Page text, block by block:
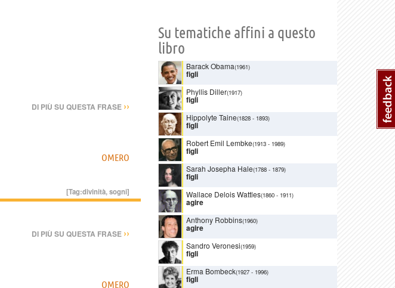
DI PIÙ SU QUESTA FRASE ››
OMERO
[Tag:divinità,sogni]
DI PIÙ SU QUESTA FRASE ››
OMERO
Su tematiche affini a questo
libro
Barack Obama(1961)
figli
Phyllis Diller(1917)
figli
Hippolyte Taine(1828 - 1893)
figli
Robert Emil Lembke(1913 - 1989)
figli
Sarah Josepha Hale(1788 - 1879)
figli
Wallace Delois Wattles(1860 - 1911)
agire
Anthony Robbins(1960)
agire
Sandro Veronesi(1959)
figli
Erma Bombeck(1927 - 1996)
figli